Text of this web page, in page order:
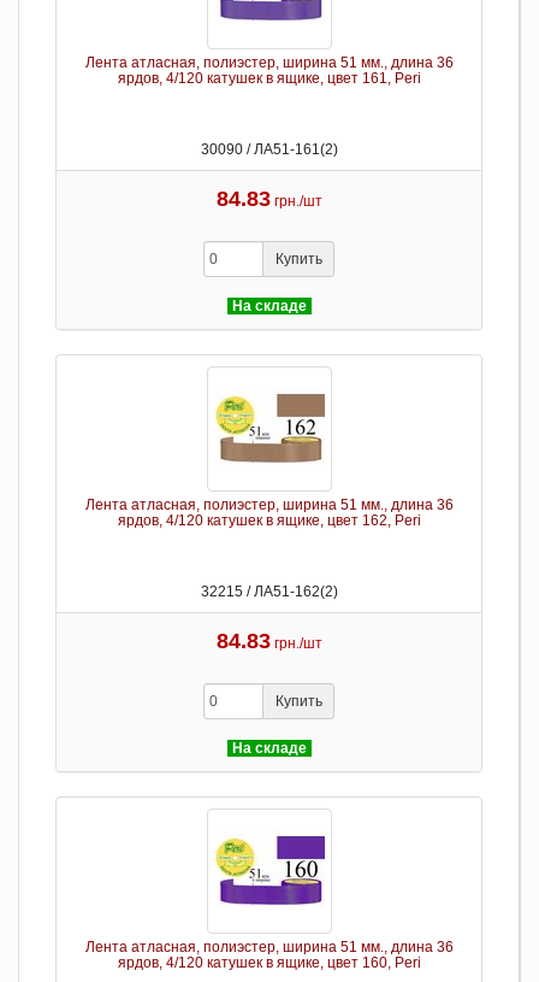
Лента атласная, полиэстер, ширина 51 мм., длина 36
ярдов, 4/120 катушек в ящике, цвет 161, Peri
30090 / ЛА51-161(2)
84.83 грн./шт
Купить
На складе
Лента атласная, полиэстер, ширина 51 мм., длина 36
ярдов, 4/120 катушек в ящике, цвет 162, Peri
32215 / ЛА51-162(2)
84.83 грн./шт
Купить
На складе
Лента атласная, полиэстер, ширина 51 мм., длина 36
ярдов, 4/120 катушек в ящике, цвет 160, Peri